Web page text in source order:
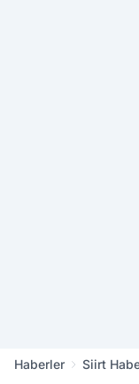
Haberler Siirt